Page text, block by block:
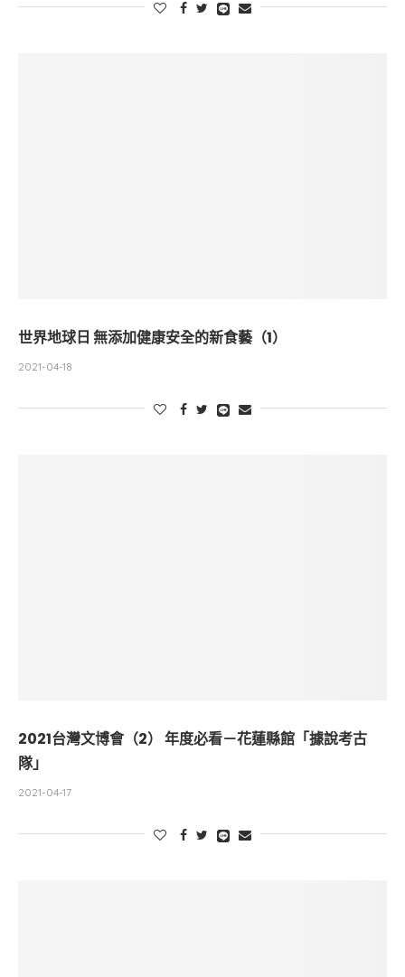
世界地球日 無添加健康安全的新食藝（1）
2021-04-18
2021台灣文博會（2） 年度必看－花蓮縣館「據說考古
隊」
2021-04-17